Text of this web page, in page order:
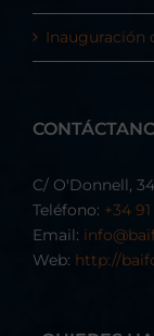
Inauguración
C/ O'Donnell,
Teléfono: +34
Email:
Web: http://